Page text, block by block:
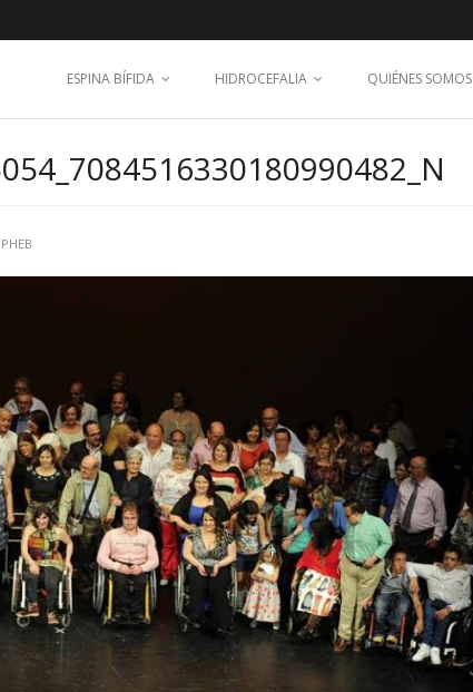
ESPINA BÍFIDA HIDROCEFALIA QUIÉNES SOMOS